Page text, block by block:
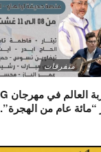
متفرقات
“مائة عام من الهجرة”.